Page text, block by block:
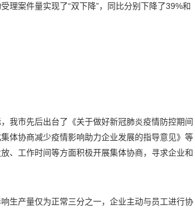
理案件量实现了“双下降”，同比分别下降了39%和
我市先后出台了《关于做好新冠肺炎疫情防控期间
体协商减少疫情影响助力企业发展的指导意见》等
、工作时间等方面积极开展集体协商，寻求企业和
生产量仅为正常三分之一，企业主动与员工进行协